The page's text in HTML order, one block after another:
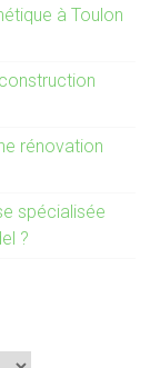
à Toulon
rénovation
spécialisée
?